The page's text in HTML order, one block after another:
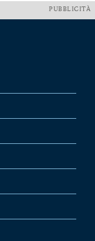
PUBBLICITÀ